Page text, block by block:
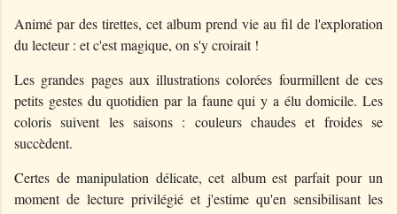
Animé par des tirettes, cet album prend vie au fil de l'exploration
du lecteur : et c'est magique, on s'y croirait !
Les grandes pages aux illustrations colorées fourmillent de ces
petits gestes du quotidien par la faune qui y a élu domicile. Les
coloris suivent les saisons : couleurs chaudes et froides se
succèdent.
Certes de manipulation délicate, cet album est parfait pour un
moment de lecture privilégié et j'estime qu'en sensibilisant les